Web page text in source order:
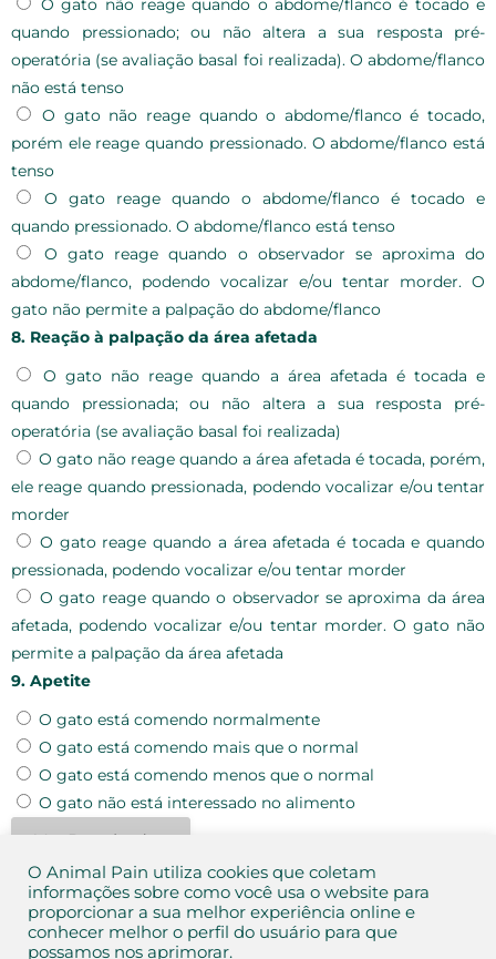
O gato não reage quando o abdome/flanco é tocado e
quando pressionado; ou não altera a sua resposta pré-
operatória (se avaliação basal foi realizada). O abdome/flanco
não está tenso
O gato não reage quando o abdome/flanco é tocado,
porém ele reage quando pressionado. O abdome/flanco está
tenso
O gato reage quando o abdome/flanco é tocado e
quando pressionado. O abdome/flanco está tenso
O gato reage quando o observador se aproxima do
abdome/flanco, podendo vocalizar e/ou tentar morder. O
gato não permite a palpação do abdome/flanco
8. Reação à palpação da área afetada
O gato não reage quando a área afetada é tocada e
quando pressionada; ou não altera a sua resposta pré-
operatória (se avaliação basal foi realizada)
O gato não reage quando a área afetada é tocada, porém,
ele reage quando pressionada, podendo vocalizar e/ou tentar
morder
O gato reage quando a área afetada é tocada e quando
pressionada, podendo vocalizar e/ou tentar morder
O gato reage quando o observador se aproxima da área
afetada, podendo vocalizar e/ou tentar morder. O gato não
permite a palpação da área afetada
9. Apetite
O gato está comendo normalmente
O gato está comendo mais que o normal
O gato está comendo menos que o normal
O gato não está interessado no alimento
Testes
Teste 01 Teste 02 Teste 03
O Animal Pain utiliza cookies que coletam
informações sobre como você usa o website para
proporcionar a sua melhor experiência online e
conhecer melhor o perfil do usuário para que
possamos nos aprimorar.